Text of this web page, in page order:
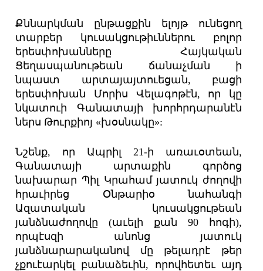
Քննարկման ընթացքին ելոյթ ունեցող
տարբեր կուսակցութիւններու բոլոր
երեսփոխանները Հայկական
Ցեղասպանութեան ճանաչման ի
նպաստ արտայայտուեցան, բացի
երեսփոխան Մորիս Վելագոթէն, որ կը
նկատուի Գանատայի խորհրդարանէն
ներս Թուրքիոյ «խօսնակը»:
Նշենք, որ Ապրիլ 21-ի առաւօտեան,
Գանատայի արտաքին գործոց
նախարար Պիլ Կրահամ յատուկ ժողովի
հրաւիրեց Օնթարիօ նահանգի
Ազատական կուսակցութեան
յանձնաժողովը (աւելի քան 90 հոգի),
որպէսզի անոնց յատուկ
յանձնարարականով մը թելադրէ թեր
չքուէարկել բանաձեւին, որովհետեւ այդ